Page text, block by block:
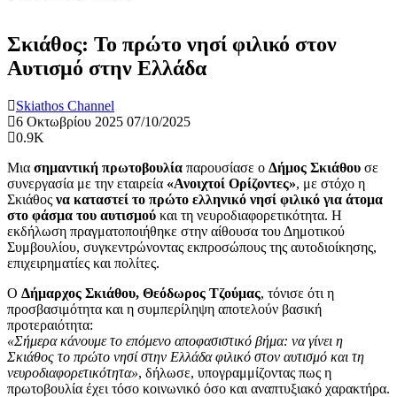
Σκιάθος: Το πρώτο νησί φιλικό στον
Αυτισμό στην Ελλάδα
Skiathos Channel
6 Οκτωβρίου 2025 07/10/2025
0.9K
Μια σημαντική πρωτοβουλία παρουσίασε ο Δήμος Σκιάθου σε
συνεργασία με την εταιρεία «Ανοιχτοί Ορίζοντες», με στόχο η
Σκιάθος να καταστεί το πρώτο ελληνικό νησί φιλικό για άτομα
στο φάσμα του αυτισμού και τη νευροδιαφορετικότητα. Η
εκδήλωση πραγματοποιήθηκε στην αίθουσα του Δημοτικού
Συμβουλίου, συγκεντρώνοντας εκπροσώπους της αυτοδιοίκησης,
επιχειρηματίες και πολίτες.
Ο Δήμαρχος Σκιάθου, Θεόδωρος Τζούμας, τόνισε ότι η
προσβασιμότητα και η συμπερίληψη αποτελούν βασική
προτεραιότητα:
«Σήμερα κάνουμε το επόμενο αποφασιστικό βήμα: να γίνει η
Σκιάθος το πρώτο νησί στην Ελλάδα φιλικό στον αυτισμό και τη
νευροδιαφορετικότητα», δήλωσε, υπογραμμίζοντας πως η
πρωτοβουλία έχει τόσο κοινωνικό όσο και αναπτυξιακό χαρακτήρα.